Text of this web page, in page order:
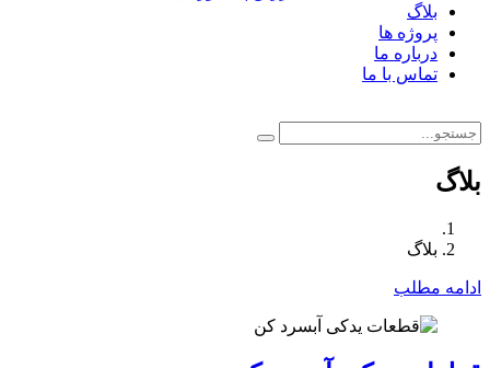
بلاگ
پروژه ها
درباره ما
تماس با ما
بلاگ
بلاگ
ادامه مطلب